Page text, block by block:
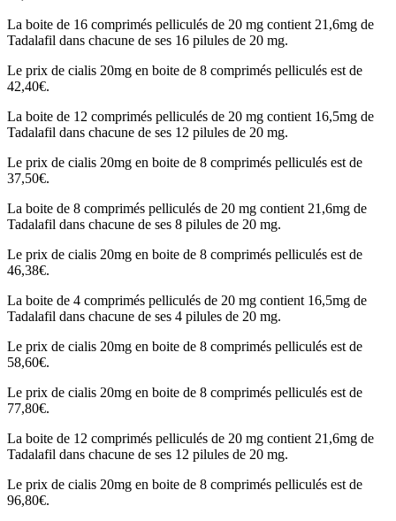
La boite de 16 comprimés pelliculés de 20 mg contient 21,6mg de
Tadalafil dans chacune de ses 16 pilules de 20 mg.
Le prix de cialis 20mg en boite de 8 comprimés pelliculés est de
42,40€.
La boite de 12 comprimés pelliculés de 20 mg contient 16,5mg de
Tadalafil dans chacune de ses 12 pilules de 20 mg.
Le prix de cialis 20mg en boite de 8 comprimés pelliculés est de
37,50€.
La boite de 8 comprimés pelliculés de 20 mg contient 21,6mg de
Tadalafil dans chacune de ses 8 pilules de 20 mg.
Le prix de cialis 20mg en boite de 8 comprimés pelliculés est de
46,38€.
La boite de 4 comprimés pelliculés de 20 mg contient 16,5mg de
Tadalafil dans chacune de ses 4 pilules de 20 mg.
Le prix de cialis 20mg en boite de 8 comprimés pelliculés est de
58,60€.
Le prix de cialis 20mg en boite de 8 comprimés pelliculés est de
77,80€.
La boite de 12 comprimés pelliculés de 20 mg contient 21,6mg de
Tadalafil dans chacune de ses 12 pilules de 20 mg.
Le prix de cialis 20mg en boite de 8 comprimés pelliculés est de
96,80€.